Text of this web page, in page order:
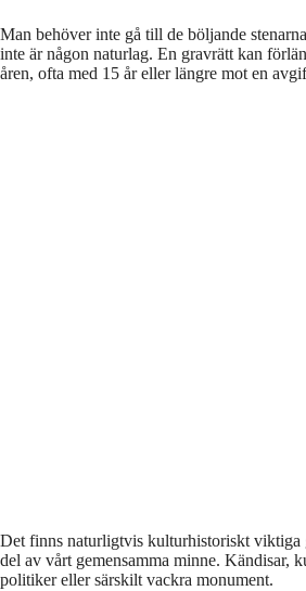
Man behöver inte gå till de böljande
inte är någon naturlag. En gravrätt kan
åren, ofta med 15 år eller längre mot en
Det finns naturligtvis kulturhistoriskt viktiga
del av vårt gemensamma minne. Kändisar,
politiker eller särskilt vackra monument.